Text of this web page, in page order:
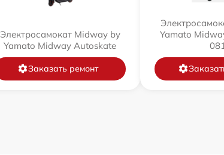
Электросамокат Midway by
Yamato Midway Autoskate
Заказать ремонт
Yamato